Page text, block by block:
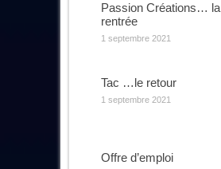
Passion Créations… la
rentrée
1 septembre 2021
Tac …le retour
1 septembre 2021
Offre d’emploi